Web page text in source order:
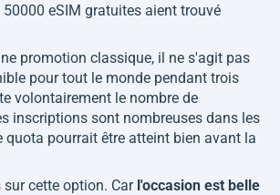
eSIM gratuites aient trouvé
promotion classique, il ne s'agit pas
pour tout le monde pendant trois
volontairement le nombre de
inscriptions sont nombreuses dans les
quota pourrait être atteint bien avant la
cette option. Car l'occasion est belle